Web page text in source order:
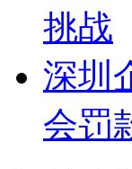
挑战
深圳
会罚